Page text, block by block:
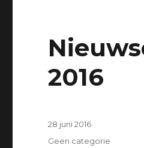
2016
Geplaatst
op
28 juni 2016
Categorieën
Geen categorie